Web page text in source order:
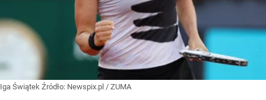
Iga Świątek Źródło: Newspix.pl / ZUMA